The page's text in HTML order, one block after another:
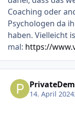
Coaching oder
Psychologen da
haben. Vielleicht
mal: https://
14. April 2024